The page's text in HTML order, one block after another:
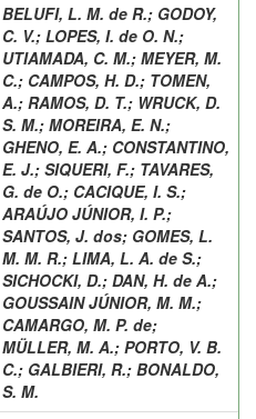
BELUFI, L. M. de R.; GODOY,
C. V.; LOPES, I. de O. N.;
UTIAMADA, C. M.; MEYER, M.
C.; CAMPOS, H. D.; TOMEN,
A.; RAMOS, D. T.; WRUCK, D.
S. M.; MOREIRA, E. N.;
GHENO, E. A.; CONSTANTINO,
E. J.; SIQUERI, F.; TAVARES,
G. de O.; CACIQUE, I. S.;
ARAÚJO JÚNIOR, I. P.;
SANTOS, J. dos; GOMES, L.
M. M. R.; LIMA, L. A. de S.;
SICHOCKI, D.; DAN, H. de A.;
GOUSSAIN JÚNIOR, M. M.;
CAMARGO, M. P. de;
MÜLLER, M. A.; PORTO, V. B.
C.; GALBIERI, R.; BONALDO,
S. M.